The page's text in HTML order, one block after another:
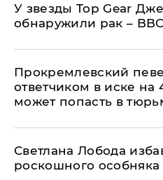
У звезды Top Gear
обнаружили рак – BBC
Прокремлевский
ответчиком в иске
может попасть в
Светлана Лобода
роскошного